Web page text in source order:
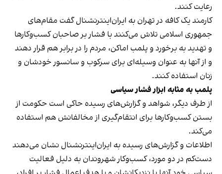
رعایت کنند.
کارمند یک کافه در تهران به ایران‌اینترنشنال گفت مقام‌های
جمهوری اسلامی تلاش می‌کنند با فشار بر صاحبان کسب‌وکارها
و تهدید به برخورد و پلمب اماکن، مردم را در برابر هم قرار دهند
و از آنها به عنوان وسیله‌ای برای سرکوب و سانسور خودشان و
زنان استفاده کنند.
پلمب به مثابه ابزار فشار سیاسی
از طرف دیگر، شواهد و گزارش‌های رسیده حاکی است حکومت از
بستن کسب‌وکارها برای انتقام‌گیری از مخالفانش هم استفاده
می‌کند.
اطلاعات و گزارش‌های رسیده به ایران‌اینترنشنال نشان می‌دهند
دست‌کم در دو مورد، کسب‌وکار شهروندان به دلیل فعالیت